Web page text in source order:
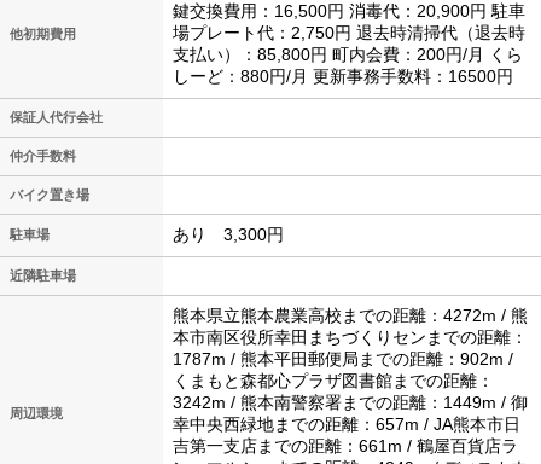
他初期費用
鍵交換費用：16,500円 消毒代：20,900円 駐車
場プレート代：2,750円 退去時清掃代（退去時
支払い）：85,800円 町内会費：200円/月 くら
しーど：880円/月 更新事務手数料：16500円
保証人代行会社
仲介手数料
バイク置き場
駐車場 あり 3,300円
近隣駐車場
周辺環境
熊本県立熊本農業高校までの距離：4272m / 熊
本市南区役所幸田まちづくりセンまでの距離：
1787m / 熊本平田郵便局までの距離：902m /
くまもと森都心プラザ図書館までの距離：
3242m / 熊本南警察署までの距離：1449m / 御
幸中央西緑地までの距離：657m / JA熊本市日
吉第一支店までの距離：661m / 鶴屋百貨店ラ